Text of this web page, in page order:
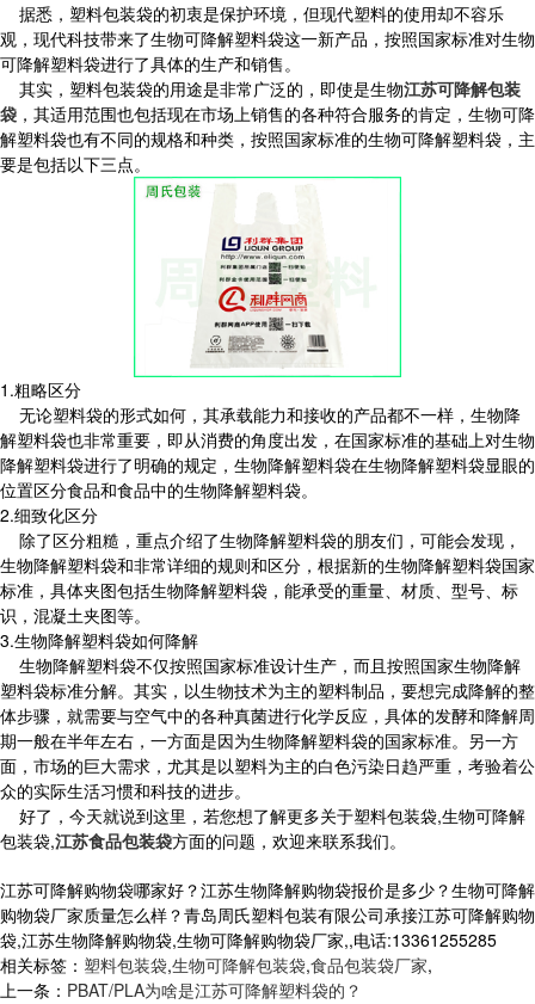
据悉，塑料包装袋的初衷是保护环境，但现代塑料的使用却不容乐
观，现代科技带来了生物可降解塑料袋这一新产品，按照国家标准对生物
可降解塑料袋进行了具体的生产和销售。
其实，塑料包装袋的用途是非常广泛的，即使是生物江苏可降解包装
袋 ，其适用范围也包括现在市场上销售的各种符合服务的肯定，生物可降
解塑料袋也有不同的规格和种类，按照国家标准的生物可降解塑料袋，主
要是包括以下三点。
1.粗略区分
无论塑料袋的形式如何，其承载能力和接收的产品都不一样，生物降
解塑料袋也非常重要，即从消费的角度出发，在国家标准的基础上对生物
降解塑料袋进行了明确的规定，生物降解塑料袋在生物降解塑料袋显眼的
位置区分食品和食品中的生物降解塑料袋。
2.细致化区分
除了区分粗糙，重点介绍了生物降解塑料袋的朋友们，可能会发现，
生物降解塑料袋和非常详细的规则和区分，根据新的生物降解塑料袋国家
标准，具体夹图包括生物降解塑料袋，能承受的重量、材质、型号、标
识，混凝土夹图等。
3.生物降解塑料袋如何降解
生物降解塑料袋不仅按照国家标准设计生产，而且按照国家生物降解
塑料袋标准分解。其实，以生物技术为主的塑料制品，要想完成降解的整
体步骤，就需要与空气中的各种真菌进行化学反应，具体的发酵和降解周
期一般在半年左右，一方面是因为生物降解塑料袋的国家标准。另一方
面，市场的巨大需求，尤其是以塑料为主的白色污染日趋严重，考验着公
众的实际生活习惯和科技的进步。
好了，今天就说到这里，若您想了解更多关于塑料包装袋,生物可降解
包装袋,江苏食品包装袋方面的问题，欢迎来联系我们。
江苏可降解购物袋哪家好？江苏生物降解购物袋报价是多少？生物可降解
购物袋厂家质量怎么样？青岛周氏塑料包装有限公司承接江苏可降解购物
袋,江苏生物降解购物袋,生物可降解购物袋厂家,,电话:13361255285
相关标签： 塑料包装袋,生物可降解包装袋,食品包装袋厂家,
上一条： PBAT/PLA为啥是江苏可降解塑料袋的？